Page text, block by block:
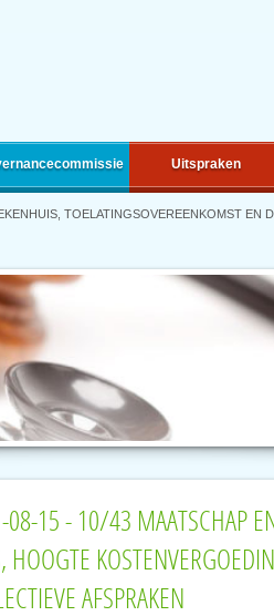
Uitspraken
TOELATINGSOVEREENKOMST EN
15 - 10/43 MAATSCHAP
HOOGTE
AFSPRAKEN